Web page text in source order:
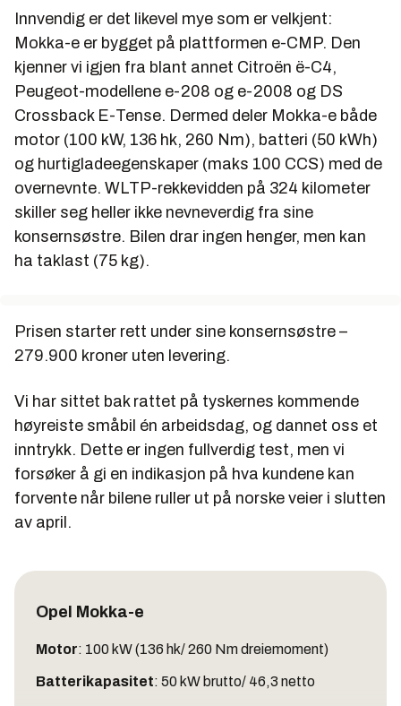
Innvendig er det likevel mye som er velkjent:
Mokka-e er bygget på plattformen e-CMP. Den
kjenner vi igjen fra blant annet Citroën ë-C4,
Peugeot-modellene e-208 og e-2008 og DS
Crossback E-Tense. Dermed deler Mokka-e både
motor (100 kW, 136 hk, 260 Nm), batteri (50 kWh)
og hurtigladeegenskaper (maks 100 CCS) med de
overnevnte. WLTP-rekkevidden på 324 kilometer
skiller seg heller ikke nevneverdig fra sine
konsernsøstre. Bilen drar ingen henger, men kan
ha taklast (75 kg).
Prisen starter rett under sine konsernsøstre –
279.900 kroner uten levering.
Vi har sittet bak rattet på tyskernes kommende
høyreiste småbil én arbeidsdag, og dannet oss et
inntrykk. Dette er ingen fullverdig test, men vi
forsøker å gi en indikasjon på hva kundene kan
forvente når bilene ruller ut på norske veier i slutten
av april.
Opel Mokka-e
Motor: 100 kW (136 hk/ 260 Nm dreiemoment)
Batterikapasitet: 50 kW brutto/ 46,3 netto